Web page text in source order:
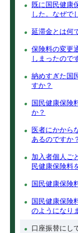
既に国民健康
した。なぜで
延滞金とは何
保険料の変更
しまったので
納めすぎた国
すか？
国民健康保険
か？
医者にかから
あるのですか
加入者個人ご
民健康保険料
国民健康保険
国民健康保険
のようになり
口座振替にし